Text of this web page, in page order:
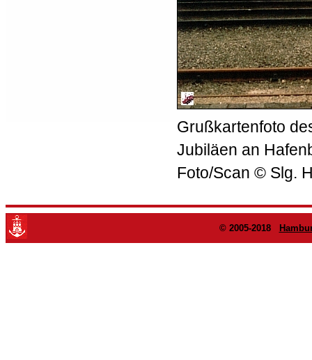
Grußkartenfoto
Jubiläen an
Foto/Scan © Slg.
© 2005-2018